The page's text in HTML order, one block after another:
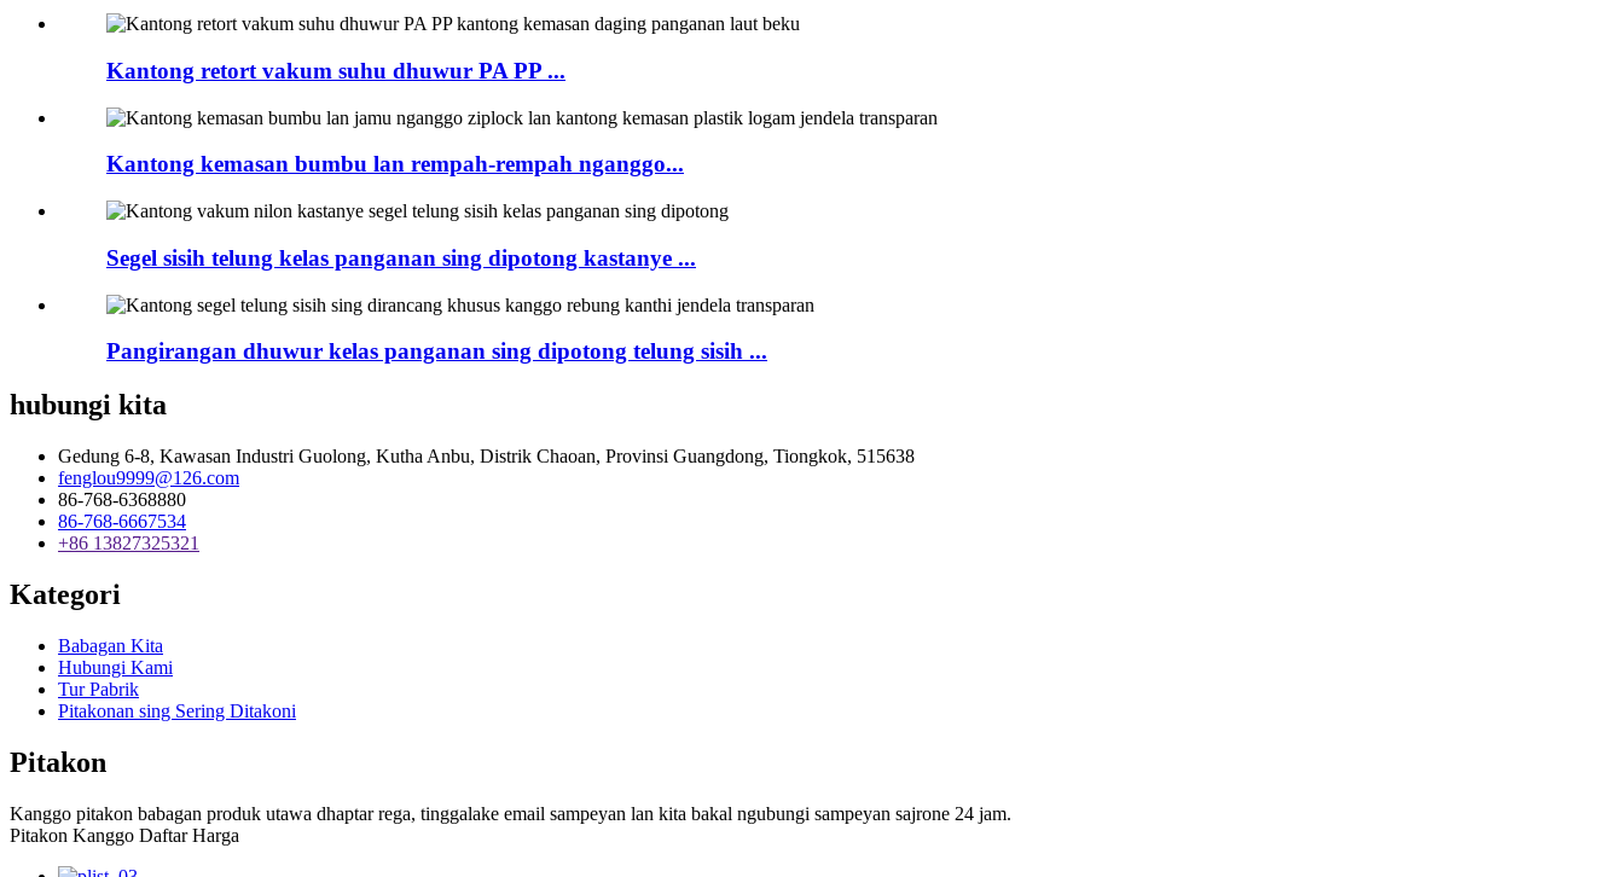
Kantong retort vakum suhu dhuwur PA PP ...
Kantong kemasan bumbu lan rempah-rempah nganggo...
Segel sisih telung kelas panganan sing dipotong kastanye ...
Pangirangan dhuwur kelas panganan sing dipotong telung sisih ...
hubungi kita
Gedung 6-8, Kawasan Industri Guolong, Kutha Anbu, Distrik Chaoan, Provinsi Guangdong, Tiongkok, 515638
fenglou9999@126.com
86-768-6368880
86-768-6667534
+86 13827325321
Kategori
Babagan Kita
Hubungi Kami
Tur Pabrik
Pitakonan sing Sering Ditakoni
Pitakon
Kanggo pitakon babagan produk utawa dhaptar rega, tinggalake email sampeyan lan kita bakal ngubungi sampeyan sajrone 24 jam.
Pitakon Kanggo Daftar Harga